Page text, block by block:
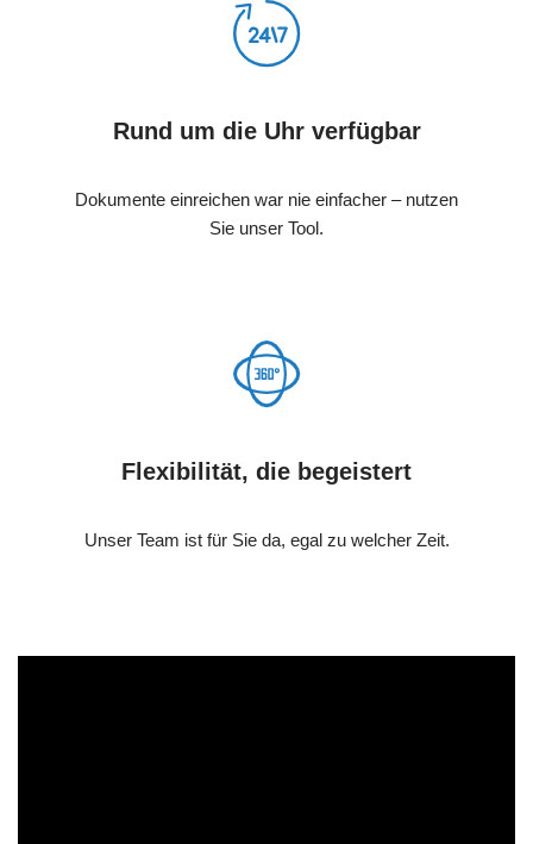
Rund um die Uhr verfügbar
Dokumente einreichen war nie einfacher – nutzen
Sie unser Tool.
Flexibilität, die begeistert
Unser Team ist für Sie da, egal zu welcher Zeit.